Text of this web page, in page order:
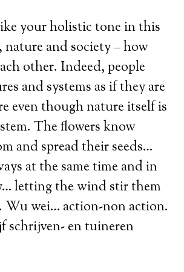
your holistic tone in this
and society – how
other. Indeed, people
and systems as if they are
even though nature itself is
The flowers know
and spread their seeds…
at the same time and in
letting the wind stir them
Wu wei… action-non action.
schrijven- en tuineren